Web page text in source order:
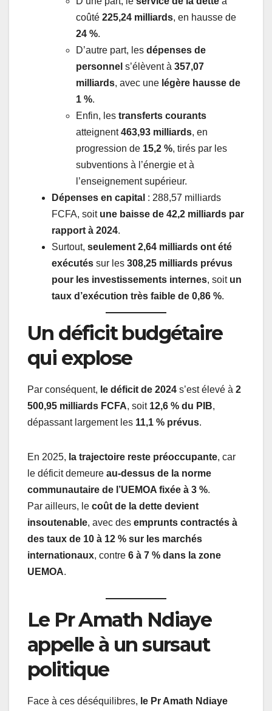
coûté 225,24 milliards, en hausse de
24 %.
D’autre part, les dépenses de
personnel s’élèvent à 357,07
milliards, avec une légère hausse de
1 %.
Enfin, les transferts courants
atteignent463,93 milliards, en
progression de 15,2 %, tirés par les
subventions à l’énergie et à
l’enseignement supérieur.
Dépenses en capital : 288,57 milliards
FCFA, soit une baisse de 42,2 milliards par
rapport à 2024.
Surtout, seulement 2,64 milliards ont été
exécutés sur les 308,25 milliards prévus
pour les investissements internes, soit un
taux d’exécution très faible de 0,86 %.
Un déficit budgétaire
qui explose
Par conséquent, le déficit de 2024 s’est élevé à 2
500,95 milliards FCFA, soit 12,6 % du PIB,
dépassant largement les 11,1 % prévus.
En 2025, la trajectoire reste préoccupante, car
le déficit demeure au-dessus de la norme
communautaire de l’UEMOA fixée à 3 %.
Par ailleurs, le coût de la dette devient
insoutenable, avec des emprunts contractés à
des taux de 10 à 12 % sur les marchés
internationaux, contre 6 à 7 % dans la zone
UEMOA.
Le Pr Amath Ndiaye
appelle à un sursaut
politique
Face à ces déséquilibres, le Pr Amath Ndiaye